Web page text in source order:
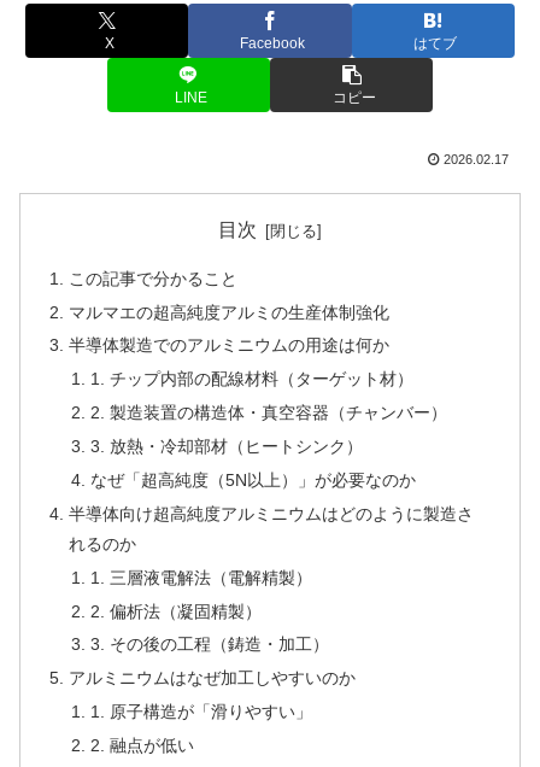
X Facebook はてブ
LINE コピー
2026.02.17
目次
この記事で分かること
マルマエの超高純度アルミの生産体制強化
半導体製造でのアルミニウムの用途は何か
1. チップ内部の配線材料（ターゲット材）
2. 製造装置の構造体・真空容器（チャンバー）
3. 放熱・冷却部材（ヒートシンク）
なぜ「超高純度（5N以上）」が必要なのか
半導体向け超高純度アルミニウムはどのように製造さ
れるのか
1. 三層液電解法（電解精製）
2. 偏析法（凝固精製）
3. その後の工程（鋳造・加工）
アルミニウムはなぜ加工しやすいのか
1. 原子構造が「滑りやすい」
2. 融点が低い